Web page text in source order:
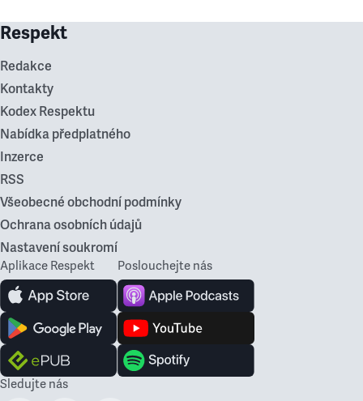
Respekt
Redakce
Kontakty
Kodex Respektu
Nabídka předplatného
Inzerce
RSS
Všeobecné obchodní podmínky
Ochrana osobních údajů
Nastavení soukromí
Aplikace Respekt Poslouchejte nás
Sledujte nás